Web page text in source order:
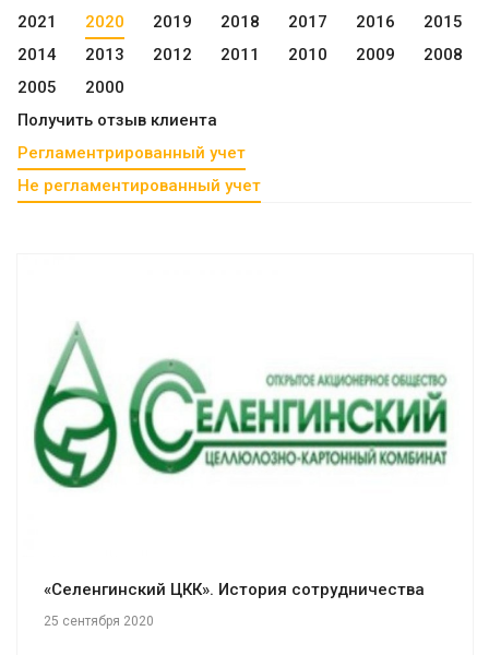
2021
2020 2019 2018 2017 2016
2015
2014
2013 2012 2011 2010 2009
2008
2005
2000
Получить отзыв клиента
Регламентрированный учет
Не регламентированный учет
Смотреть проект
«Селенгинский ЦКК». История сотрудничества
25 сентября 2020